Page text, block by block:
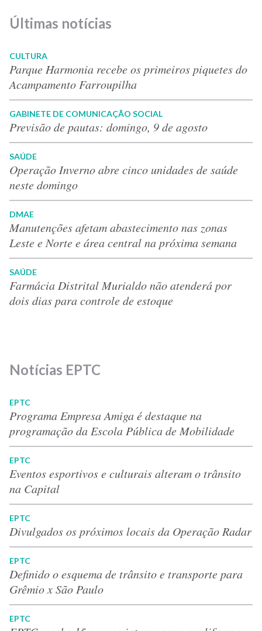
Últimas notícias
CULTURA
Parque Harmonia recebe os primeiros piquetes do
Acampamento Farroupilha
GABINETE DE COMUNICAÇÃO SOCIAL
Previsão de pautas: domingo, 9 de agosto
SAÚDE
Operação Inverno abre cinco unidades de saúde
neste domingo
DMAE
Manutenções afetam abastecimento nas zonas
Leste e Norte e área central na próxima semana
SAÚDE
Farmácia Distrital Murialdo não atenderá por
dois dias para controle de estoque
Notícias EPTC
EPTC
Programa Empresa Amiga é destaque na
programação da Escola Pública de Mobilidade
EPTC
Eventos esportivos e culturais alteram o trânsito
na Capital
EPTC
Divulgados os próximos locais da Operação Radar
EPTC
Definido o esquema de trânsito e transporte para
Grêmio x São Paulo
EPTC